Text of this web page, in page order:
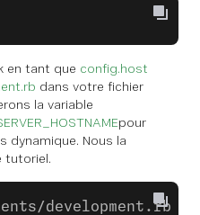
en tant que config.host
dans votre fichier
la variable
pour
dynamique. Nous la
tutoriel.
development.rb